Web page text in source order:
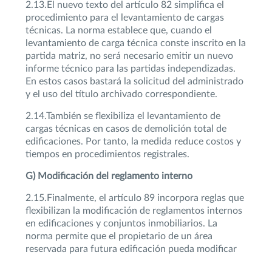
2.13.El nuevo texto del artículo 82 simplifica el
procedimiento para el levantamiento de cargas
técnicas. La norma establece que, cuando el
levantamiento de carga técnica conste inscrito en la
partida matriz, no será necesario emitir un nuevo
informe técnico para las partidas independizadas.
En estos casos bastará la solicitud del administrado
y el uso del título archivado correspondiente.
2.14.También se flexibiliza el levantamiento de
cargas técnicas en casos de demolición total de
edificaciones. Por tanto, la medida reduce costos y
tiempos en procedimientos registrales.
G) Modificación del reglamento interno
2.15.Finalmente, el artículo 89 incorpora reglas que
flexibilizan la modificación de reglamentos internos
en edificaciones y conjuntos inmobiliarios. La
norma permite que el propietario de un área
reservada para futura edificación pueda modificar